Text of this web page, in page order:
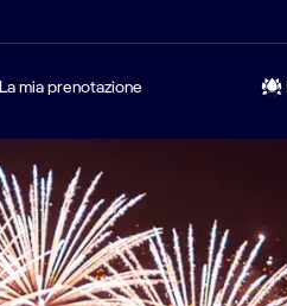
La mia prenotazione